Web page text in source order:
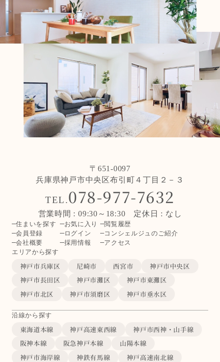
〒651-0097
兵庫県神戸市中央区布引町４丁目２－３
TEL.078-977-7632
営業時間 : 09:30～18:30 定休日 : なし
住まいを探す お気に入り
閲覧履歴
会員登録
ログイン
コンシェルジュのご紹介
会社概要
採用情報
アクセス
エリアから探す
神戸市兵庫区 尼崎市 西宮市
神戸市中央区
神戸市長田区
神戸市灘区
神戸市東灘区
神戸市北区
神戸市須磨区 神戸市垂水区
沿線から探す
東海道本線 神戸高速東西線
神戸市西神・山手線
阪神本線
阪急神戸本線
山陽本線
神戸市海岸線
神鉄有馬線 神戸高速南北線